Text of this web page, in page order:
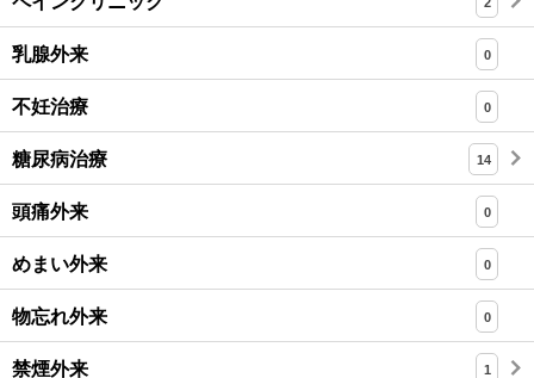
乳腺外来 0
不妊治療 0
糖尿病治療 14
頭痛外来 0
めまい外来 0
物忘れ外来 0
禁煙外来 1